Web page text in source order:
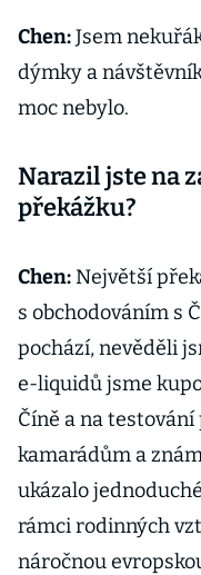
Chen:Jsem
dýmky a
moc nebylo.
Narazil jste na
překážku?
Chen:Největší
s obchodováním s
pochází, nevěděli
e-liquidů jsme
Číně a na
kamarádům a
ukázalo
rámci rodinných
náročnou